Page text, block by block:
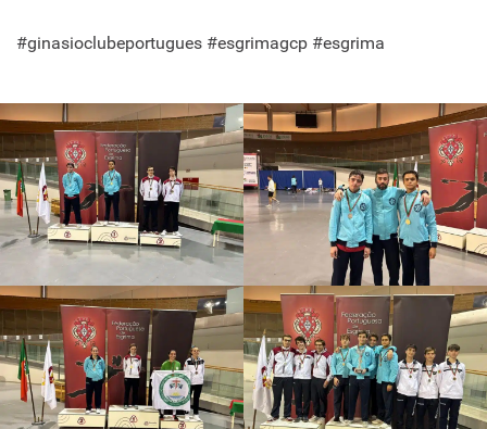
#ginasioclubeportugues #esgrimagcp #esgrima